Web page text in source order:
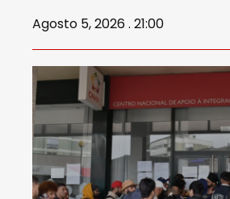
Agosto 5, 2026 . 21:00